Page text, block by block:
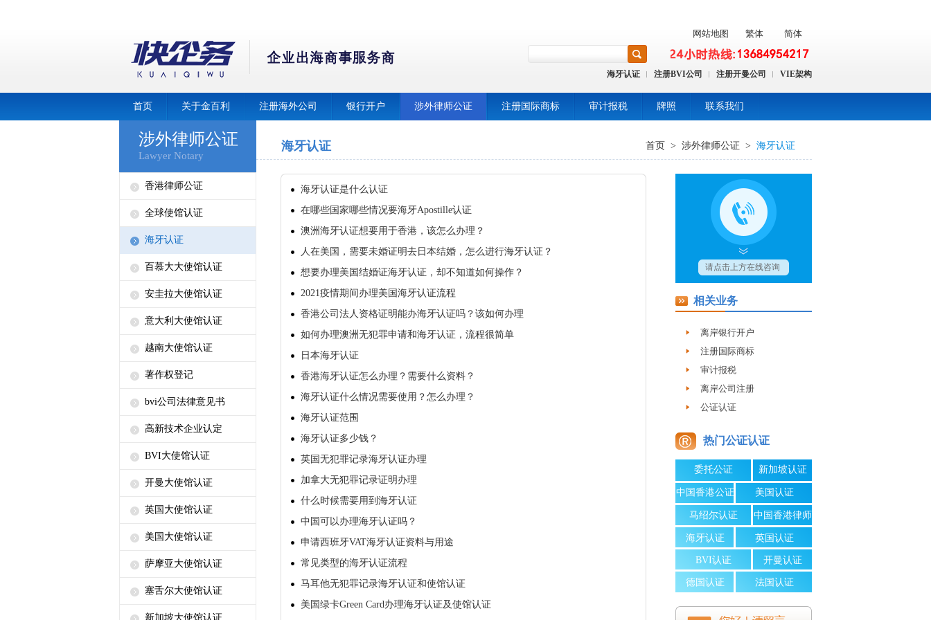
网站地图 繁体 简体
海牙认证 注册BVI公司 注册开曼公司 VIE架构
首页 关于金百利 注册海外公司 银行开户 涉外律师公证 注册国际商标 审计报税 牌照 联系我们
涉外律师公证
Lawyer Notary
香港律师公证
全球使馆认证
海牙认证
百慕大大使馆认证
安圭拉大使馆认证
意大利大使馆认证
越南大使馆认证
著作权登记
bvi公司法律意见书
高新技术企业认定
BVI大使馆认证
开曼大使馆认证
英国大使馆认证
美国大使馆认证
萨摩亚大使馆认证
塞舌尔大使馆认证
新加坡大使馆认证
首页 > 涉外律师公证 > 海牙认证
海牙认证
海牙认证是什么认证
在哪些国家哪些情况要海牙Apostille认证
澳洲海牙认证想要用于香港，该怎么办理？
人在美国，需要未婚证明去日本结婚，怎么进行海牙认证？
想要办理美国结婚证海牙认证，却不知道如何操作？
2021疫情期间办理美国海牙认证流程
香港公司法人资格证明能办海牙认证吗？该如何办理
如何办理澳洲无犯罪申请和海牙认证，流程很简单
日本海牙认证
香港海牙认证怎么办理？需要什么资料？
海牙认证什么情况需要使用？怎么办理？
海牙认证范围
海牙认证多少钱？
英国无犯罪记录海牙认证办理
加拿大无犯罪记录证明办理
什么时候需要用到海牙认证
中国可以办理海牙认证吗？
申请西班牙VAT海牙认证资料与用途
常见类型的海牙认证流程
马耳他无犯罪记录海牙认证和使馆认证
美国绿卡Green Card办理海牙认证及使馆认证
相关业务
离岸银行开户
注册国际商标
审计报税
离岸公司注册
公证认证
热门公证认证
委托公证 新加坡认证
中国香港公证 美国认证
马绍尔认证
中国香港律师
公证
海牙认证 英国认证
BVI认证 开曼认证
德国认证 法国认证